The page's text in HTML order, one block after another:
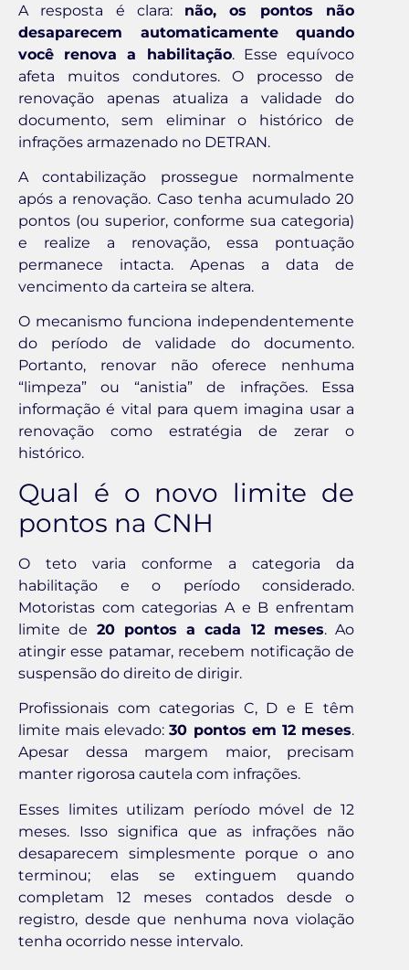
A resposta é clara: não, os pontos não
desaparecem automaticamente quando
você renova a habilitação. Esse equívoco
afeta muitos condutores. O processo de
renovação apenas atualiza a validade do
documento, sem eliminar o histórico de
infrações armazenado no DETRAN.
A contabilização prossegue normalmente
após a renovação. Caso tenha acumulado 20
pontos (ou superior, conforme sua categoria)
e realize a renovação, essa pontuação
permanece intacta. Apenas a data de
vencimento da carteira se altera.
O mecanismo funciona independentemente
do período de validade do documento.
Portanto, renovar não oferece nenhuma
“limpeza” ou “anistia” de infrações. Essa
informação é vital para quem imagina usar a
renovação como estratégia de zerar o
histórico.
Qual é o novo limite de
pontos na CNH
O teto varia conforme a categoria da
habilitação e o período considerado.
Motoristas com categorias A e B enfrentam
limite de 20 pontos a cada 12 meses. Ao
atingir esse patamar, recebem notificação de
suspensão do direito de dirigir.
Profissionais com categorias C, D e E têm
limite mais elevado:30 pontos em 12 meses.
Apesar dessa margem maior, precisam
manter rigorosa cautela com infrações.
Esses limites utilizam período móvel de 12
meses. Isso significa que as infrações não
desaparecem simplesmente porque o ano
terminou; elas se extinguem quando
completam 12 meses contados desde o
registro, desde que nenhuma nova violação
tenha ocorrido nesse intervalo.